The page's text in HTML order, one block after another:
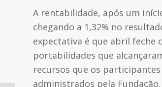
A rentabilidade, após um
chegando a 1,32% no
expectativa é que abril feche
portabilidades que
recursos que os
administrados pela Fundação.